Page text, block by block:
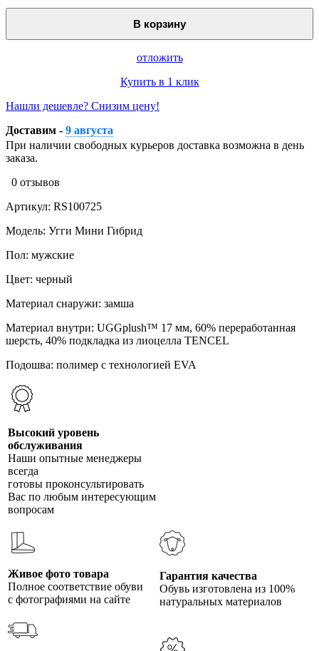
В корзину
отложить
Купить в 1 клик
Нашли дешевле? Снизим цену!
Доставим - 9 августа
При наличии свободных курьеров доставка возможна в день
заказа.
0 отзывов
Артикул: RS100725
Модель: Угги Мини Гибрид
Пол: мужские
Цвет: черный
Материал снаружи: замша
Материал внутри: UGGplush™ 17 мм, 60% переработанная
шерсть, 40% подкладка из лиоцелла TENCEL
Подошва: полимер с технологией EVA
Высокий уровень
обслуживания
Наши опытные менеджеры
всегда
готовы проконсультировать
Вас по любым интересующим
вопросам
Живое фото товара
Полное соответствие обуви
с фотографиями на сайте
Гарантия качества
Обувь изготовлена из 100%
натуральных материалов